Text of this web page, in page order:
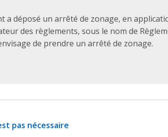
déposé un arrêté de zonage, en
des règlements, sous le nom de
de prendre un arrêté de zonage.
pas nécessaire